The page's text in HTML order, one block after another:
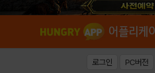
로그인 PC버전